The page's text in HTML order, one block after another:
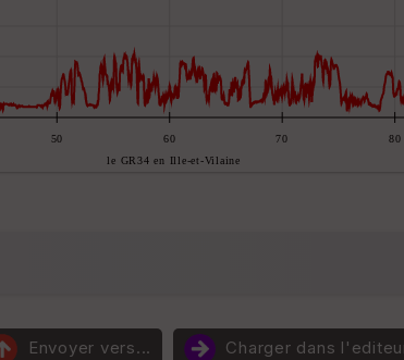
Envoyer vers... Charger dans